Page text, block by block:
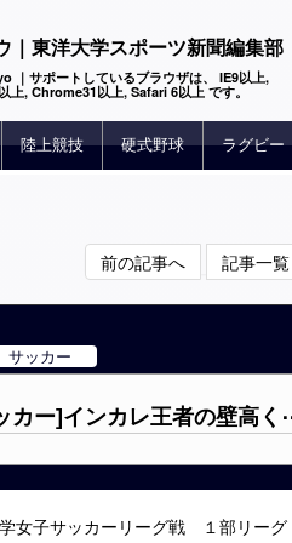
｜東洋大学スポーツ新聞編集部
｜サポートしているブラウザは、 IE9以上,
上, Chrome31以上, Safari 6以上 です。
陸上競技 硬式野球 ラグビー
前の記事へ 記事一覧
サッカー
カー]インカレ王者の壁高
女子サッカーリーグ戦 １部リー